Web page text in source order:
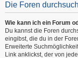
Die Foren
Wie kann ich ein Forum
Du kannst die Foren
eingibst, die du in der
Erweiterte
Link anklickst, der von